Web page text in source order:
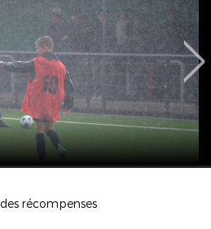
récompenses